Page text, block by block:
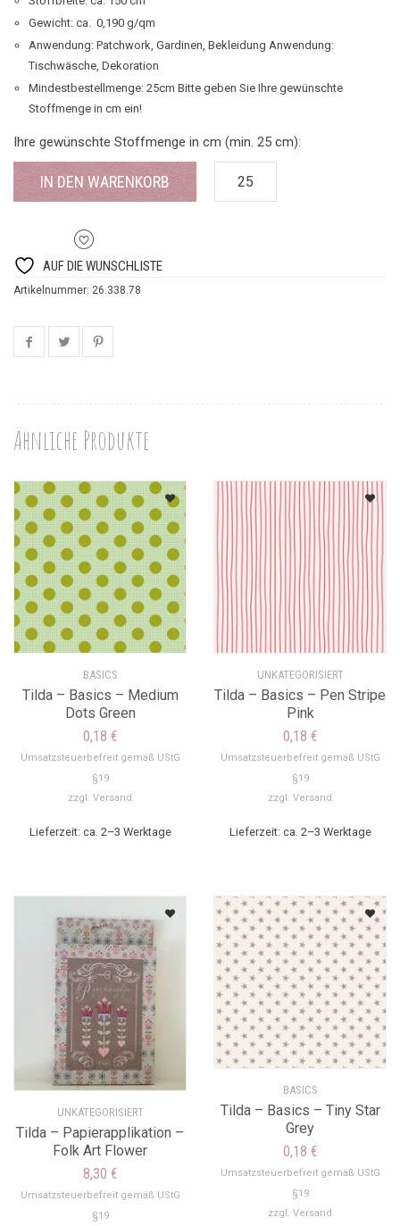
Gewicht: ca. 0,190 g/qm
Anwendung: Patchwork, Gardinen, Bekleidung Anwendung:
Tischwäsche, Dekoration
Mindestbestellmenge: 25cm Bitte geben Sie Ihre gewünschte
Stoffmenge in cm ein!
Ihre gewünschte Stoffmenge in cm (min. 25 cm):
IN DEN WARENKORB
AUF DIE WUNSCHLISTE
Artikelnummer: 26.338.78
Ähnliche Produkte
BASICS
Tilda – Basics – Medium
Dots Green
0,18 €
Umsatzsteuerbefreit gemäß UStG
§19
zzgl. Versand
Lieferzeit: ca. 2–3 Werktage
UNKATEGORISIERT
Tilda – Basics – Pen Stripe
Pink
0,18 €
Umsatzsteuerbefreit gemäß UStG
§19
zzgl. Versand
Lieferzeit: ca. 2–3 Werktage
UNKATEGORISIERT
Tilda – Papierapplikation –
Folk Art Flower
8,30 €
Umsatzsteuerbefreit gemäß UStG
§19
BASICS
Tilda – Basics – Tiny Star
Grey
0,18 €
Umsatzsteuerbefreit gemäß UStG
§19
zzgl. Versand